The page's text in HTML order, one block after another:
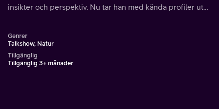
insikter och perspektiv. Nu tar han med kända profiler ut
Genrer
Talkshow, Natur
Tillgänglig
Tillgänglig 3+ månader